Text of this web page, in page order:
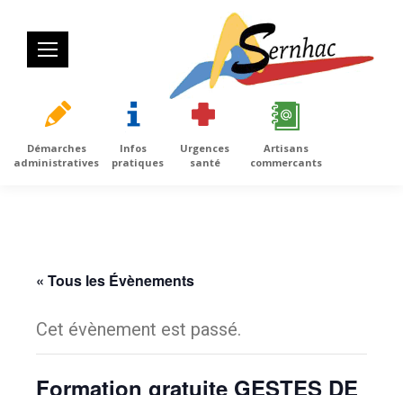
Démarches
administratives
Infos
pratiques
Urgences
santé
Artisans
commercants
« Tous les Évènements
Cet évènement est passé.
Formation gratuite GESTES DE